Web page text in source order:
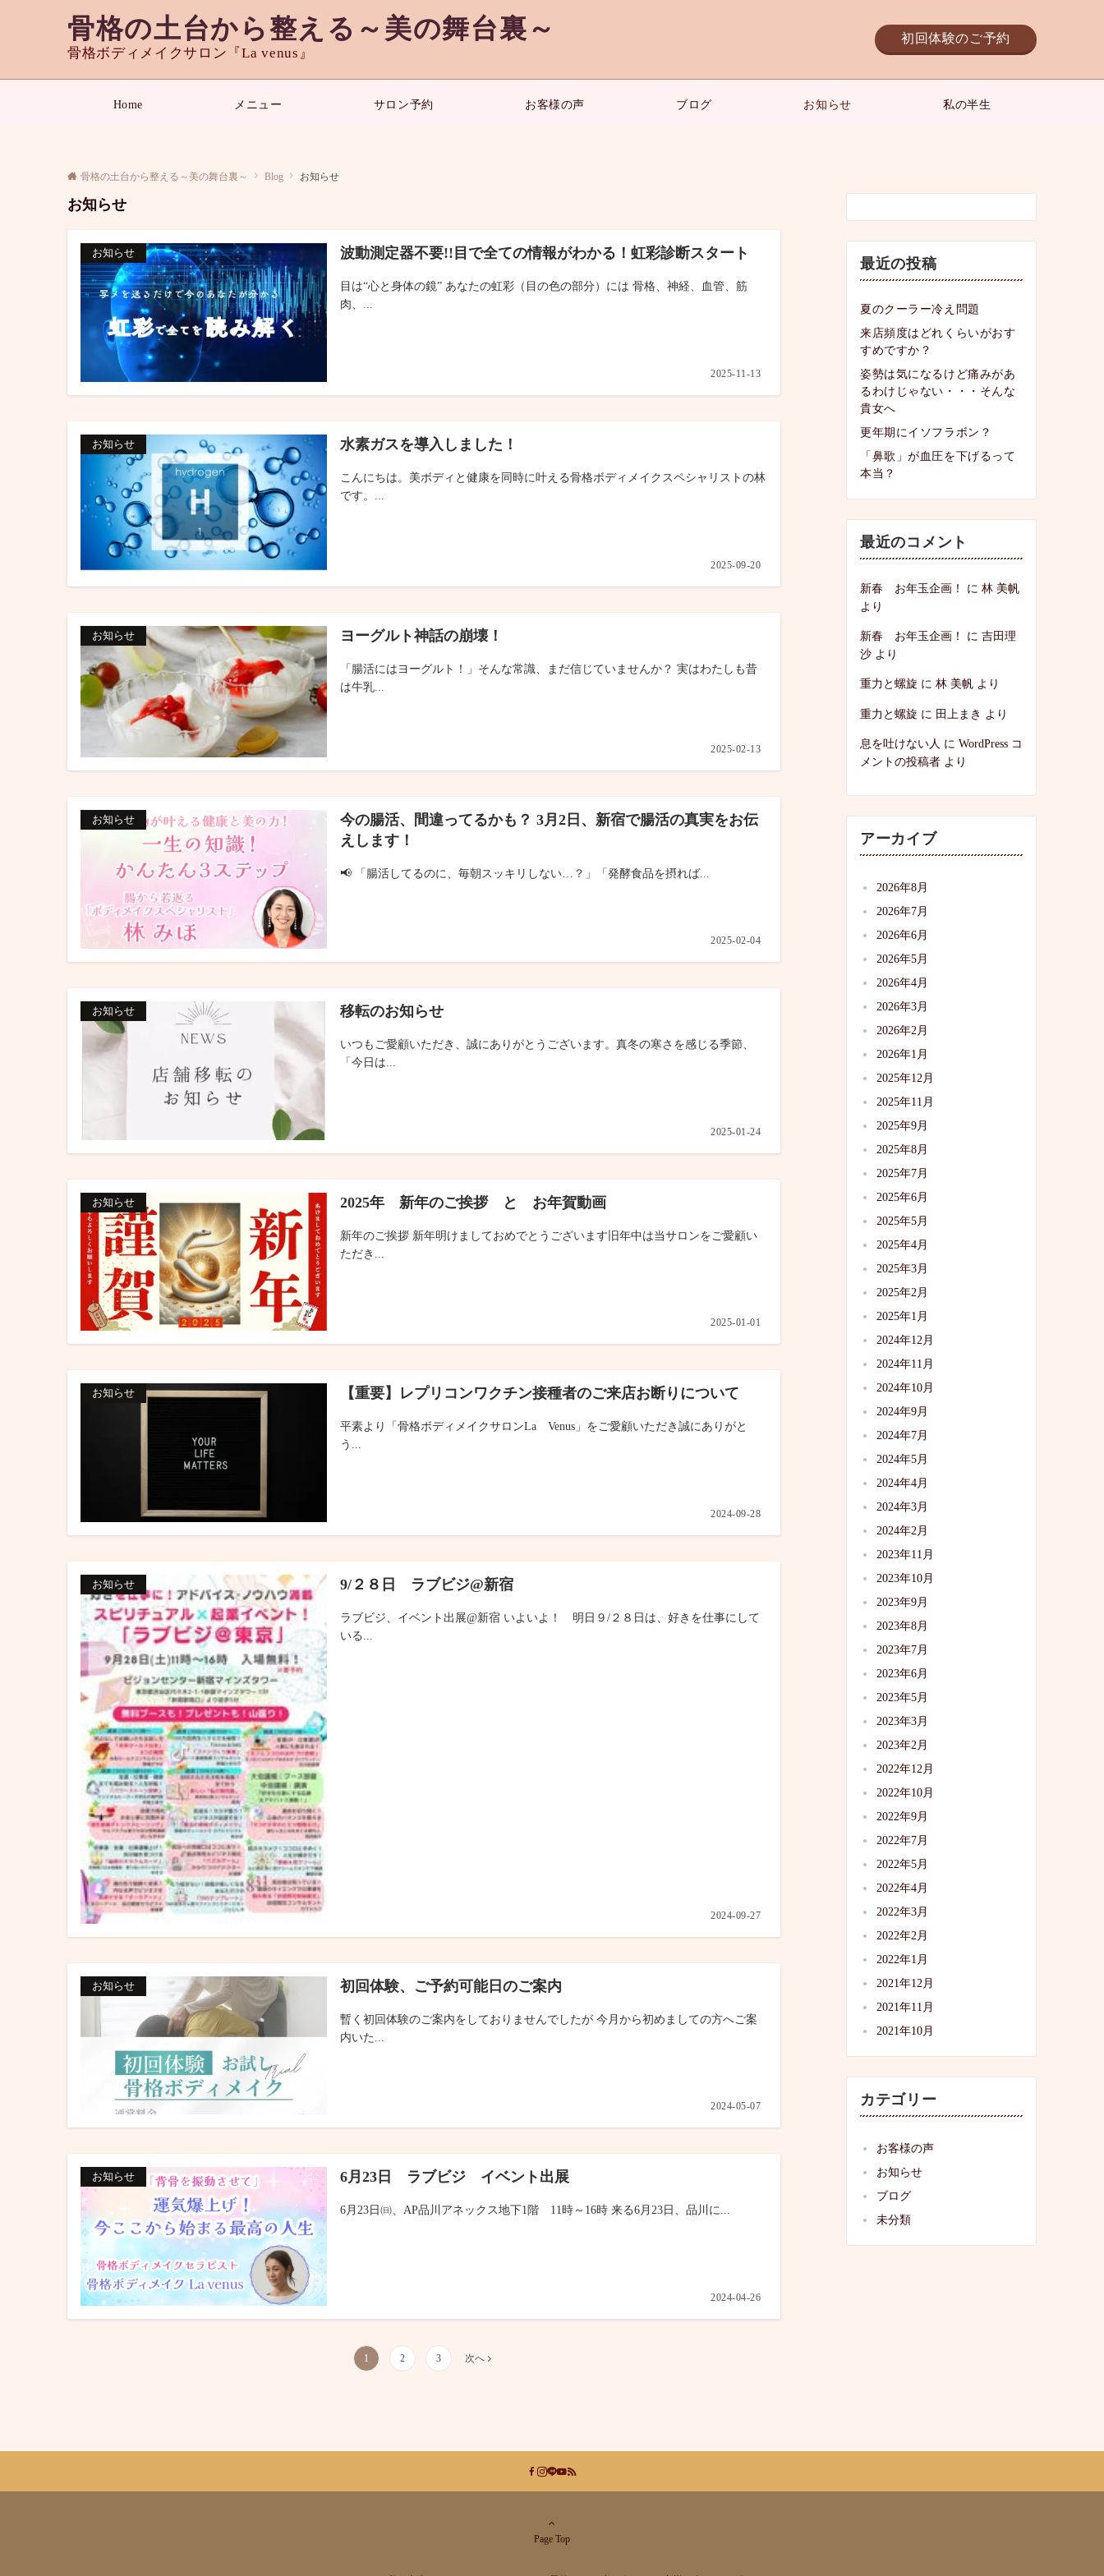
骨格の土台から整える～美の舞台裏～
骨格ボディメイクサロン『La venus』
初回体験のご予約
Home メニュー サロン予約 お客様の声 ブログ お知らせ 私の半生
骨格の土台から整える～美の舞台裏～ Blog お知らせ
お知らせ
お知らせ 波動測定器不要!!目で全ての情報がわかる！虹彩診断スタート
目は“心と身体の鏡” あなたの虹彩（目の色の部分）には 骨格、神経、血管、筋
肉、...
2025-11-13
お知らせ 水素ガスを導入しました！
こんにちは。美ボディと健康を同時に叶える骨格ボディメイクスペシャリストの林
です。...
2025-09-20
お知らせ ヨーグルト神話の崩壊！
「腸活にはヨーグルト！」そんな常識、まだ信じていませんか？ 実はわたしも昔
は牛乳...
2025-02-13
お知らせ
今の腸活、間違ってるかも？ 3月2日、新宿で腸活の真実をお伝
えします！
📢 「腸活してるのに、毎朝スッキリしない…？」「発酵食品を摂れば...
2025-02-04
お知らせ 移転のお知らせ
いつもご愛顧いただき、誠にありがとうございます。真冬の寒さを感じる季節、
「今日は...
2025-01-24
お知らせ 2025年 新年のご挨拶 と お年賀動画
新年のご挨拶 新年明けましておめでとうございます旧年中は当サロンをご愛顧い
ただき...
2025-01-01
お知らせ 【重要】レプリコンワクチン接種者のご来店お断りについて
平素より「骨格ボディメイクサロンLa Venus」をご愛顧いただき誠にありがと
う...
2024-09-28
お知らせ 9/２８日 ラブビジ@新宿
ラブビジ、イベント出展@新宿 いよいよ！ 明日９/２８日は、好きを仕事にして
いる...
2024-09-27
お知らせ 初回体験、ご予約可能日のご案内
暫く初回体験のご案内をしておりませんでしたが 今月から初めましての方へご案
内いた...
2024-05-07
お知らせ 6月23日 ラブビジ イベント出展
6月23日㈰、AP品川アネックス地下1階 11時～16時 来る6月23日、品川に...
2024-04-26
1 2 3 次へ
最近の投稿
夏のクーラー冷え問題
来店頻度はどれくらいがおす
すめですか？
姿勢は気になるけど痛みがあ
るわけじゃない・・・そんな
貴女へ
更年期にイソフラボン？
「鼻歌」が血圧を下げるって
本当？
最近のコメント
新春 お年玉企画！ に 林 美帆
より
新春 お年玉企画！ に 吉田理
沙 より
重力と螺旋 に 林 美帆 より
重力と螺旋 に 田上まき より
息を吐けない人 に WordPress コ
メントの投稿者 より
アーカイブ
2026年8月
2026年7月
2026年6月
2026年5月
2026年4月
2026年3月
2026年2月
2026年1月
2025年12月
2025年11月
2025年9月
2025年8月
2025年7月
2025年6月
2025年5月
2025年4月
2025年3月
2025年2月
2025年1月
2024年12月
2024年11月
2024年10月
2024年9月
2024年7月
2024年5月
2024年4月
2024年3月
2024年2月
2023年11月
2023年10月
2023年9月
2023年8月
2023年7月
2023年6月
2023年5月
2023年3月
2023年2月
2022年12月
2022年10月
2022年9月
2022年7月
2022年5月
2022年4月
2022年3月
2022年2月
2022年1月
2021年12月
2021年11月
2021年10月
カテゴリー
お客様の声
お知らせ
ブログ
未分類
Page Top